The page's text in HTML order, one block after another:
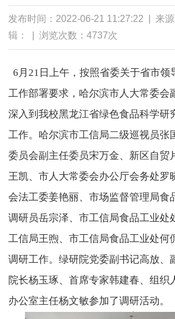
发布时间：2022-06-21 11:27:22 | 来
辑： | 浏览次数：4737次
6月21日上午，按照省委关于省市领
工作部署要求，哈尔滨市人大常委会
深入到我校黑龙江省绿色食品科学研
工作。哈尔滨市工信局二级巡视员张
委员会副主任委员宋万金、新区自贸
王凯、市人大常委会办公厅会务处罗
会法工委姜艳丽、市场监督管理局食
调研员岳宗泽、市工信局食品工业处
工信局王煦、市工信局食品工业处何
调研工作。绿研院党委副书记高放、
院长杨玉琢、首席专家韩建春、组织
办公室主任杨文敏参加了调研活动。